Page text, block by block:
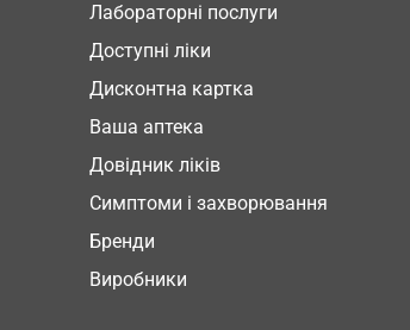
Лабораторні послуги
Доступні ліки
Дисконтна картка
Ваша аптека
Довідник ліків
Симптоми і захворювання
Бренди
Виробники